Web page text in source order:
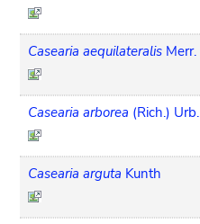
Casearia aequilateralis Merr.
Casearia arborea (Rich.) Urb.
Casearia arguta Kunth